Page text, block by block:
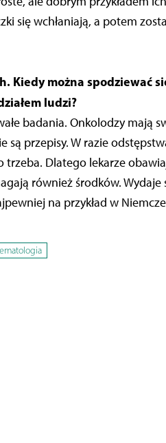
się wchłaniają, a potem
Kiedy można spodziewać
ludzi?
badania. Onkolodzy mają
są przepisy. W razie
trzeba. Dlatego lekarze
również środków. Wydaje
na przykład w